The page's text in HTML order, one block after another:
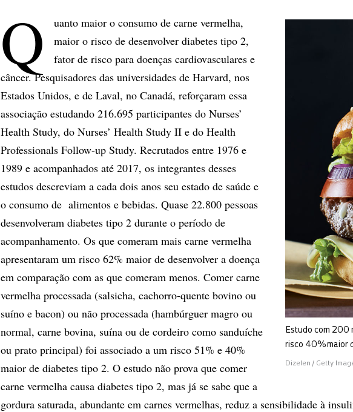
Estudo com 200
risco 40% maior
Dizelen / Getty
Q
uanto maior o consumo de carne vermelha,
maior o risco de desenvolver diabetes tipo 2,
fator de risco para doenças cardiovasculares e
câncer. Pesquisadores das universidades de Harvard, nos
Estados Unidos, e de Laval, no Canadá, reforçaram essa
associação estudando 216.695 participantes do Nurses’
Health Study, do Nurses’ Health Study II e do Health
Professionals Follow-up Study. Recrutados entre 1976 e
1989 e acompanhados até 2017, os integrantes desses
estudos descreviam a cada dois anos seu estado de saúde e
o consumo de alimentos e bebidas. Quase 22.800 pessoas
desenvolveram diabetes tipo 2 durante o período de
acompanhamento. Os que comeram mais carne vermelha
apresentaram um risco 62% maior de desenvolver a doença
em comparação com as que comeram menos. Comer carne
vermelha processada (salsicha, cachorro-quente bovino ou
suíno e bacon) ou não processada (hambúrguer magro ou
normal, carne bovina, suína ou de cordeiro como sanduíche
ou prato principal) foi associado a um risco 51% e 40%
maior de diabetes tipo 2. O estudo não prova que comer
carne vermelha causa diabetes tipo 2, mas já se sabe que a
gordura saturada, abundante em carnes vermelhas, reduz a sensibilidade à